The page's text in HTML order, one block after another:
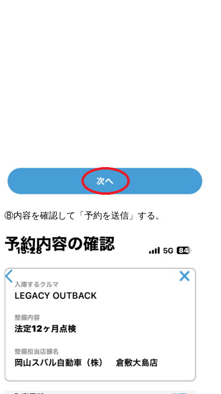
⑧内容を確認して「予約を送信」する。